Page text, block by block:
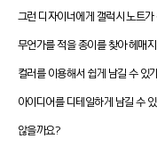
그런 디자이너에게 갤럭시 노트
무언가를 적을 종이를 찾아 헤매
컬러를 이용해서 쉽게 남길 수 있
아이디어를 디테일하게 남길 수
않을까요?